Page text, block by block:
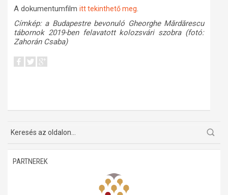
A dokumentumfilm itt tekinthető meg.
Címkép: a Budapestre bevonuló Gheorghe Mărdărescu
tábornok 2019-ben felavatott kolozsvári szobra (fotó:
Zahorán Csaba)
PARTNEREK